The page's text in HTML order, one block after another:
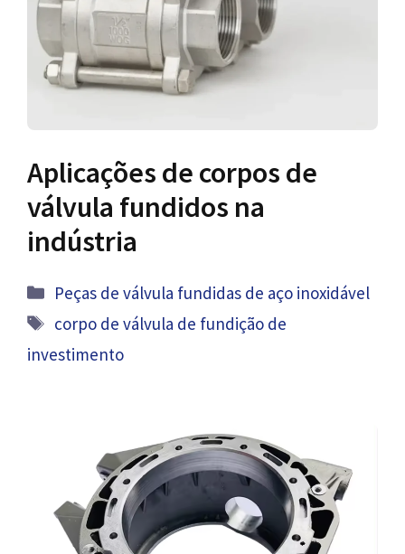
Aplicações de corpos de
válvula fundidos na
indústria
Categorias
Peças de válvula fundidas de aço inoxidável
Tag
corpo de válvula de fundição de
investimento